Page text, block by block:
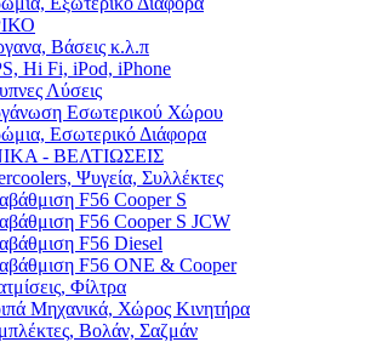
Βάσεις κ.λ.π
Hi Fi, iPod, iPhone
Λύσεις
Εσωτερικού Χώρου
Εσωτερικό Διάφορα
- ΒΕΛΤΙΩΣΕΙΣ
Ψυγεία, Συλλέκτες
F56 Cooper S
F56 Cooper S JCW
F56 Diesel
F56 ONE & Cooper
Φίλτρα
Μηχανικά, Χώρος Κινητήρα
Βολάν, Σαζμάν